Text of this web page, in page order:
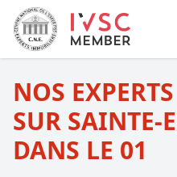
NOS
SUR SAINTE-
DANS LE 01